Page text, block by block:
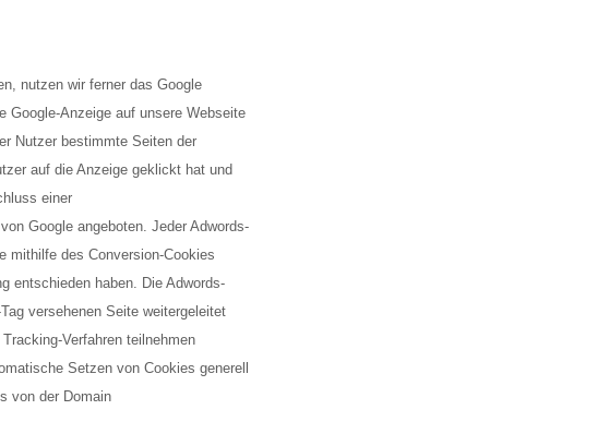
nutzen wir ferner das Google
Google-Anzeige auf unsere Webseite
Nutzer bestimmte Seiten der
auf die Anzeige geklickt hat und
einer
von Google angeboten. Jeder Adwords-
mithilfe des Conversion-Cookies
entschieden haben. Die Adwords-
versehenen Seite weitergeleitet
Verfahren teilnehmen
Setzen von Cookies generell
von der Domain